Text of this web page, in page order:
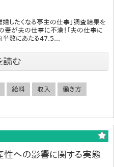
婚したくなる亭主の仕事」調査結果を
妻が夫の仕事に不満！「夫の仕事に
半数にあたる47.5...
読む
給料 収入 働き方
性への影響に関する実態